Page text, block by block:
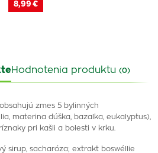
8,99 €
Hodnotenia produktu (0)
zmes 5 bylinných
materina dúška, bazalka, eukalyptus),
pri kašli a bolesti v krku.
sirup, sacharóza; extrakt boswéllie